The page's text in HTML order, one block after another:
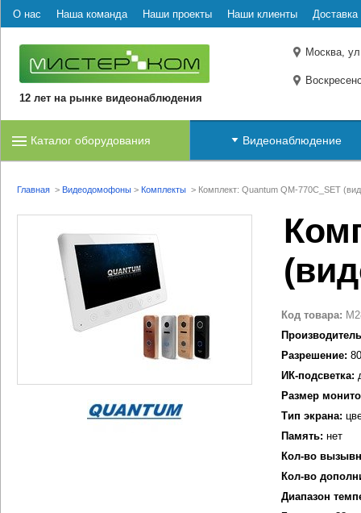
О нас Наша команда Наши проекты Наши клиенты Доставка
12 лет на рынке видеонаблюдения
Москва,
Каталог оборудования Видеонаблюдение
Главная > Видеодомофоны > Комплекты > Комплект: Quantum QM-770C_SET
Код товара:
Разрешение:
ИК-подсветка:
Размер
Тип экрана:
Память: нет
Кол-во
Кол-во
Диапазон